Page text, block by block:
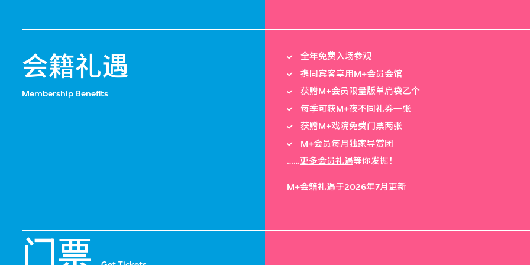
会籍礼遇
Membership Benefits
全年免费入场参观
携同宾客享用M+会员会馆
获赠M+会员限量版单肩袋乙个
每季可获M+夜不同礼券一张
获赠M+戏院免费门票两张
M+会员每月独家导赏团
……更多会员礼遇等你发掘！
M+会籍礼遇于2026年7月更新
门票